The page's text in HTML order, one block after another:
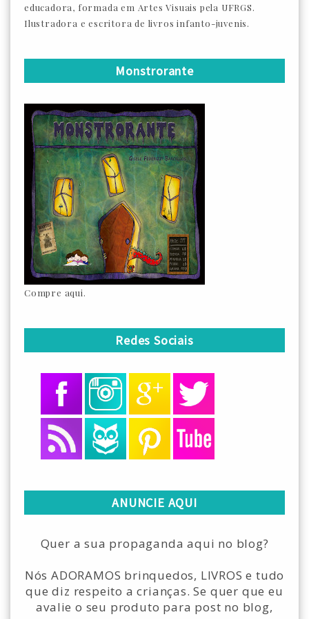
educadora, formada em Artes Visuais pela UFRGS.
Ilustradora e escritora de livros infanto-juvenis.
Monstrorante
Compre aqui.
Redes Sociais
ANUNCIE AQUI
Quer a sua propaganda aqui no blog?
Nós ADORAMOS brinquedos, LIVROS e tudo
que diz respeito a crianças. Se quer que eu
avalie o seu produto para post no blog,